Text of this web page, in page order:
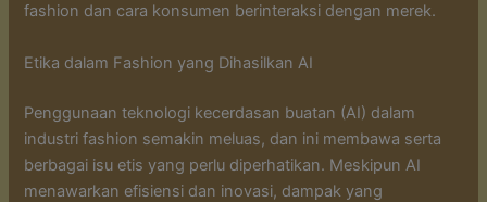
fashion dan cara konsumen berinteraksi dengan merek.
Etika dalam Fashion yang Dihasilkan AI
Penggunaan teknologi kecerdasan buatan (AI) dalam
industri fashion semakin meluas, dan ini membawa serta
berbagai isu etis yang perlu diperhatikan. Meskipun AI
menawarkan efisiensi dan inovasi, dampak yang